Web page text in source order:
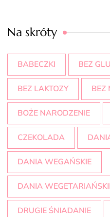
Na skróty
BABECZKI BEZ
BEZ LAKTOZY BEZ
BOŻE NARODZENIE
CZEKOLADA
DANIA WEGAŃSKIE
DANIA
DRUGIE ŚNIADANIE